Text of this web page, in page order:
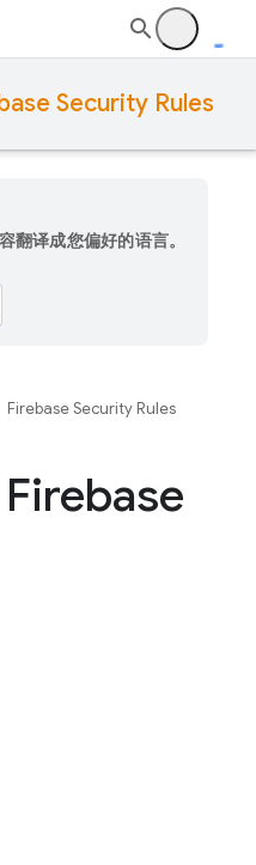
Security Rules
译成您偏好的语言。
Firebase Security Rules